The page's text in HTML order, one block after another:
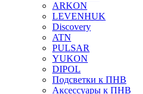
ARKON
LEVENHUK
Discovery
ATN
PULSAR
YUKON
DIPOL
Подсветки к ПНВ
Аксессуары к ПНВ